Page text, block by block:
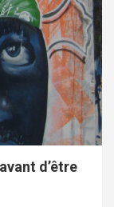
d’être